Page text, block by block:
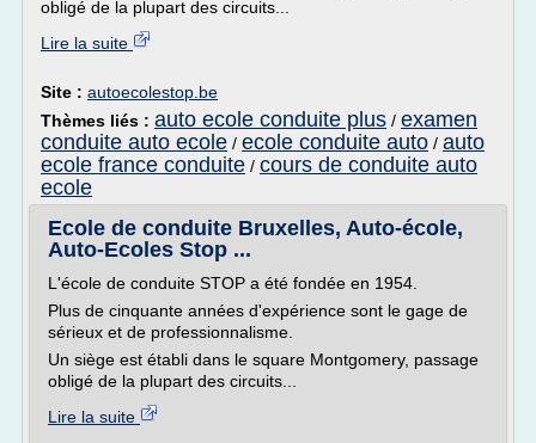
obligé de la plupart des circuits...
Lire la suite
Site : autoecolestop.be
Thèmes liés : auto ecole conduite plus / examen
conduite auto ecole / ecole conduite auto / auto
ecole france conduite / cours de conduite auto
ecole
Ecole de conduite Bruxelles, Auto-école,
Auto-Ecoles Stop ...
L'école de conduite STOP a été fondée en 1954.
Plus de cinquante années d'expérience sont le gage de
sérieux et de professionnalisme.
Un siège est établi dans le square Montgomery, passage
obligé de la plupart des circuits...
Lire la suite